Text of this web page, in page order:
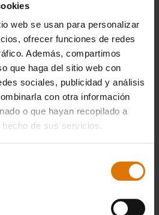
web se usan para personalizar
ofrecer funciones de redes
Además, compartimos
que haga del sitio web con
sociales, publicidad y análisis
con otra información
o que hayan recopilado a
de sus servicios.